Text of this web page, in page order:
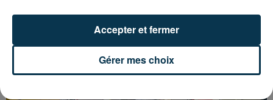
Gérer mes choix
Accepter et fermer